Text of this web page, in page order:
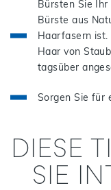
Bürsten Sie
Bürste aus
Haarfasern
Haar von
tagsüber
Sorgen Sie für
DIESE
SIE